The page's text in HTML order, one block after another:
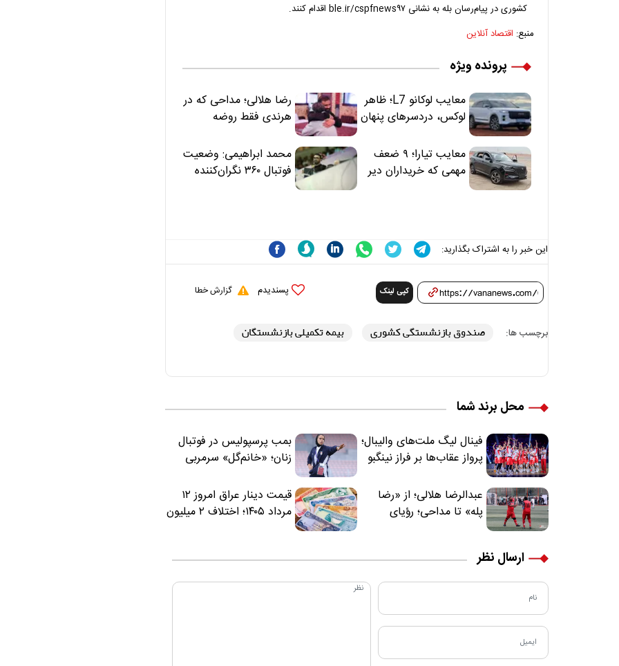
کشوری در پیام‌رسان بله به نشانی ble.ir/cspfnews۹۷ اقدام کنند.
منبع: اقتصاد آنلاین
پرونده ویژه
معایب لوکانو L7؛ ظاهر
لوکس، دردسرهای پنهان
رضا هلالی؛ مداحی که در
هرندی فقط روضه
«تکیه‌گاه آقا مرتضی
علی(ع)» را جدی‌تر
ببینند
معایب تیارا؛ ۹ ضعف
مهمی که خریداران دیر
محمد ابراهیمی: وضعیت
فوتبال ۳۶۰ نگران‌کننده
این خبر را به اشتراک بگذارید:
کپی لینک پسندیدم گزارش خطا
برچسب ها: صندوق بازنشستگی کشوری بیمه تکمیلی بازنشستگان
محل برند شما
فینال لیگ ملت‌های والیبال؛
پرواز عقاب‌ها بر فراز نینگبو
بمب پرسپولیس در فوتبال
زنان؛ «خانم‌گل» سرمربی
عبدالرضا هلالی؛ از «رضا
پله» تا مداحی؛ رؤیای
قیمت دینار عراق امروز ۱۲
مرداد ۱۴۰۵؛ اختلاف ۲ میلیون
ارسال نظر